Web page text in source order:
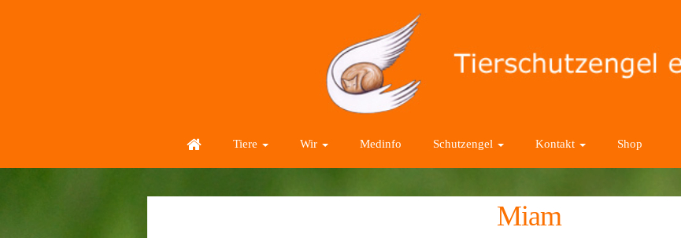
Tiere Wir Medinfo Schutzengel Kontakt Shop
Miam